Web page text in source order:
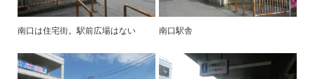
南口は住宅街。駅前広場はない 南口駅舎